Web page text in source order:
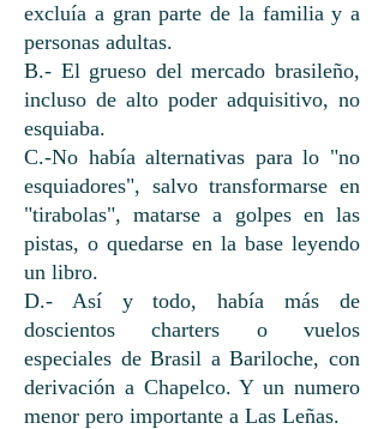
excluía a gran parte de la familia y a
personas adultas.
B.- El grueso del mercado brasileño,
incluso de alto poder adquisitivo, no
esquiaba.
C.-No había alternativas para lo "no
esquiadores", salvo transformarse en
"tirabolas", matarse a golpes en las
pistas, o quedarse en la base leyendo
un libro.
D.- Así y todo, había más de
doscientos charters o vuelos
especiales de Brasil a Bariloche, con
derivación a Chapelco. Y un numero
menor pero importante a Las Leñas.